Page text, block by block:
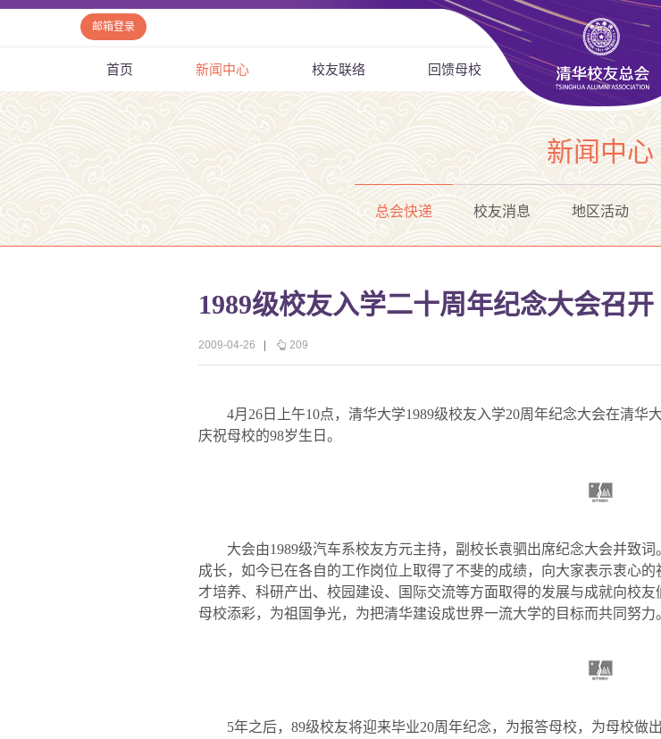
邮箱登录
首页 新闻中心 校友联络 回馈母校
新闻中心
总会快递 校友消息 地区活动
1989级校友入学二十周年纪念大会召开
2009-04-26 209
4月 26 日 上午10点，清华大学1989级校友入学20周年纪念大会在清华
庆祝母校的98岁生日。
大会由1989级汽车系校友方元主持，副校长袁驷出席纪念大会并致
成长，如今已在各自的工作岗位上取得了不斐的成绩，向大家表示衷心
才培养、科研产出、校园建设、国际交流等方面取得的发展与成就向校
母校添彩，为祖国争光，为把清华建设成世界一流大学的目标而共同努力
5年之后， 89级校友将迎来毕业20周年纪念，为报答母校，为母校做